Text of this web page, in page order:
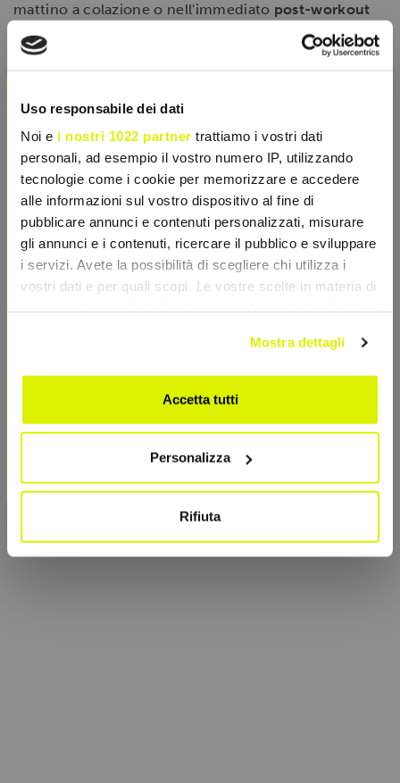
×
Uso responsabile dei dati
Noi e i nostri 1022 partner trattiamo i vostri dati
personali, ad esempio il vostro numero IP, utilizzando
tecnologie come i cookie per memorizzare e accedere
alle informazioni sul vostro dispositivo al fine di
pubblicare annunci e contenuti personalizzati, misurare
gli annunci e i contenuti, ricercare il pubblico e sviluppare
i servizi. Avete la possibilità di scegliere chi utilizza i
vostri dati e per quali scopi. Le vostre scelte in materia di
modificare o revocare il proprio consenso in qualsiasi
momento dalla Dichiarazione sui cookie o facendo clic
sull'icona di attivazione della privacy.
Con il tuo consenso, vorremmo anche:
raccogliere informazioni sulla tua posizione
geografica, con un'approssimazione di qualche
Identificare il tuo dispositivo, scansionandolo
attivamente alla ricerca di caratteristiche specifiche
Mostra dettagli
Accetta tutti
Personalizza
Rifiuta
mattino a colazione o nell'immediato post-workout
assimilazione degli aminoacidi.
SCHEDA TECNICA
CARATTERISTICHE